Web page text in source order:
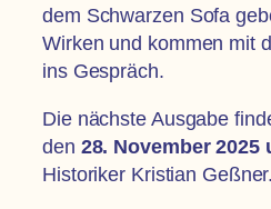
dem Schwarzen Sofa
Wirken und kommen mit
ins Gespräch.
Die nächste Ausgabe
den 28. November 2025
Historiker Kristian Geßner.